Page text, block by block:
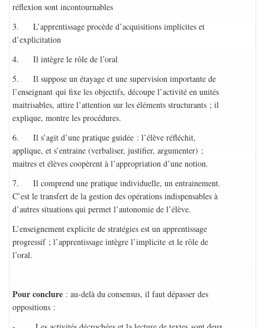
réflexion sont incontournables
3. L’apprentissage procède d’acquisitions implicites et
d’explicitation
4. Il intègre le rôle de l’oral
5. Il suppose un étayage et une supervision importante de
l’enseignant qui fixe les objectifs, découpe l’activité en unités
maitrisables, attire l’attention sur les éléments structurants ; il
explique, montre les procédures.
6. Il s’agit d’une pratique guidée : l’élève réfléchit,
applique, et s’entraine (verbaliser, justifier, argumenter) ;
maitres et élèves coopèrent à l’appropriation d’une notion.
7. Il comprend une pratique individuelle, un entrainement.
C’est le transfert de la gestion des opérations indispensables à
d’autres situations qui permet l’autonomie de l’élève.
L’enseignement explicite de stratégies est un apprentissage
progressif ; l’apprentissage intègre l’implicite et le rôle de
l’oral.
Pour conclure : au-delà du consensus, il faut dépasser des
oppositions :